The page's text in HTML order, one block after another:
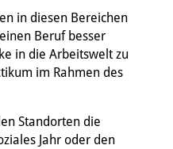
in diesen Bereichen
Beruf besser
in die Arbeitswelt zu
im Rahmen des
Standorten die
Jahr oder den